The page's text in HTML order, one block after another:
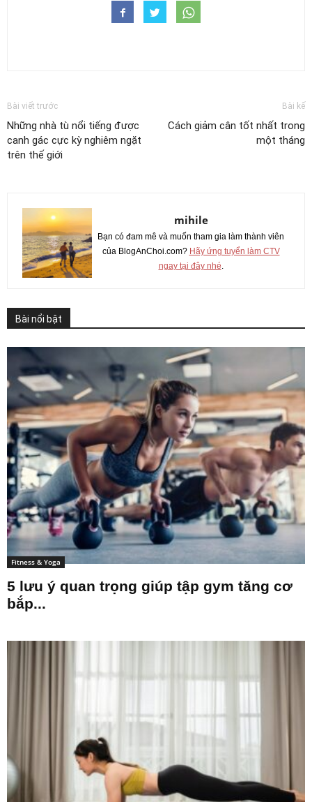
Bài viết trước
Những nhà tù nổi tiếng được
canh gác cực kỳ nghiêm ngặt
trên thế giới
Bài kế
Cách giảm cân tốt nhất trong
một tháng
mihile
Bạn có đam mê và muốn tham gia làm thành viên
của BlogAnChoi.com? Hãy ứng tuyển làm CTV
ngay tại đây nhé.
Bài nổi bật
Fitness & Yoga
5 lưu ý quan trọng giúp tập gym tăng cơ
bắp...